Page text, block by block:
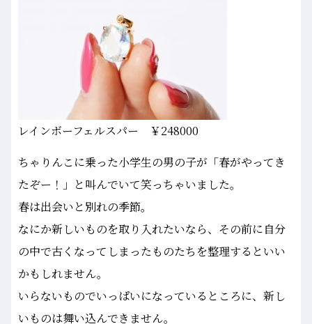
レインボーフェルスパー ￥248000
ちゃりんこに乗った小学生の男の子が「春がやってき
たぞー！」と叫んでいて笑っちゃいました。
春は出会いと別れの季節。
なにか新しいものを取り入れたいなら、その前に自分
の中で古くなってしまったものたちを整理するといい
かもしれません。
いらないものでいっぱいになっているところに、新し
いものは舞い込んできません。